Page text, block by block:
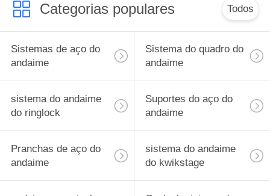
Categorias populares Todos
Sistemas de aço do
andaime
Sistema do quadro do
andaime
sistema do andaime
do ringlock
Suportes do aço do
andaime
Pranchas de aço do
andaime
sistema do andaime
do kwikstage